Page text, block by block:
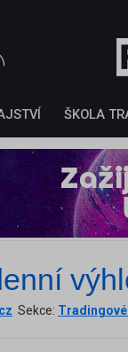
ŠKOLA
Sekce: Tradingové